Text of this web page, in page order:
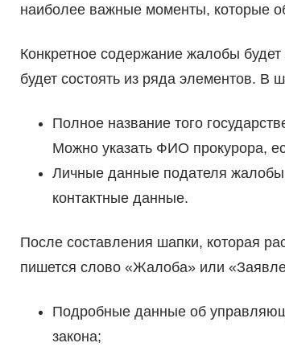
наиболее важные моменты, которые
Конкретное содержание жалобы
будет состоять из ряда элементов. В
Полное название того
Можно указать ФИО прокурора,
Личные данные подателя
контактные данные.
После составления шапки, которая
пишется слово «Жалоба» или
Подробные данные об
закона;